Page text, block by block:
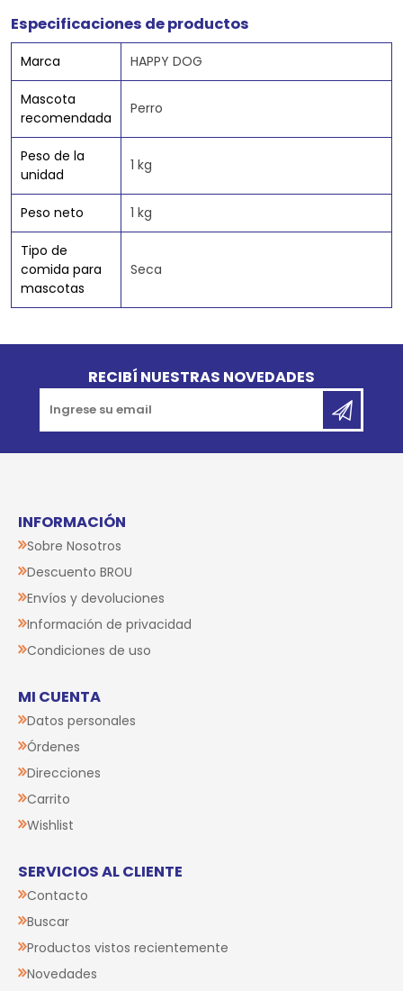
Especificaciones de productos
Marca HAPPY DOG
Mascota
recomendada
Perro
Peso de la
unidad
1 kg
Peso neto 1 kg
Tipo de
comida para
mascotas
Seca
RECIBÍ NUESTRAS NOVEDADES
INFORMACIÓN
Sobre Nosotros
Descuento BROU
Envíos y devoluciones
Información de privacidad
Condiciones de uso
MI CUENTA
Datos personales
Órdenes
Direcciones
Carrito
Wishlist
SERVICIOS AL CLIENTE
Contacto
Buscar
Productos vistos recientemente
Novedades